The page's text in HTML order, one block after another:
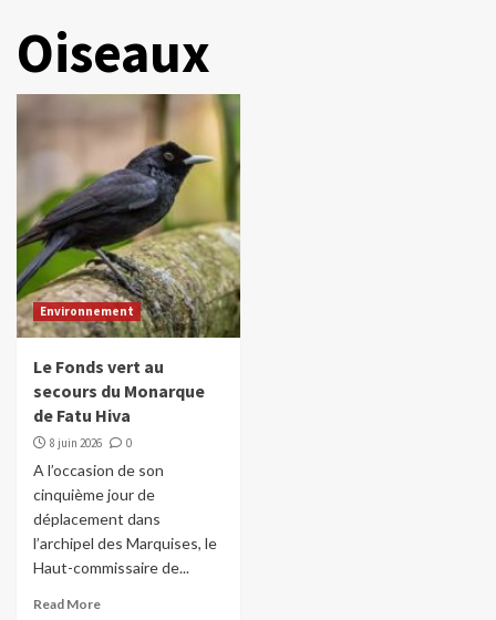
Oiseaux
Environnement
Le Fonds vert au
secours du Monarque
de Fatu Hiva
8 juin 2026 0
A l’occasion de son
cinquième jour de
déplacement dans
l’archipel des Marquises, le
Haut-commissaire de...
Read More